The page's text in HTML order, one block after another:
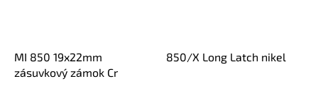
MI 850 19x22mm
zásuvkový zámok Cr
850/X Long Latch nikel